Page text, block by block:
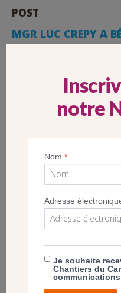
POST
MGR LUC CREPY A
A Versailles, Mgr Luc Crepy
notre
Nom*
Adresse
Je souhaite
Chantiers du